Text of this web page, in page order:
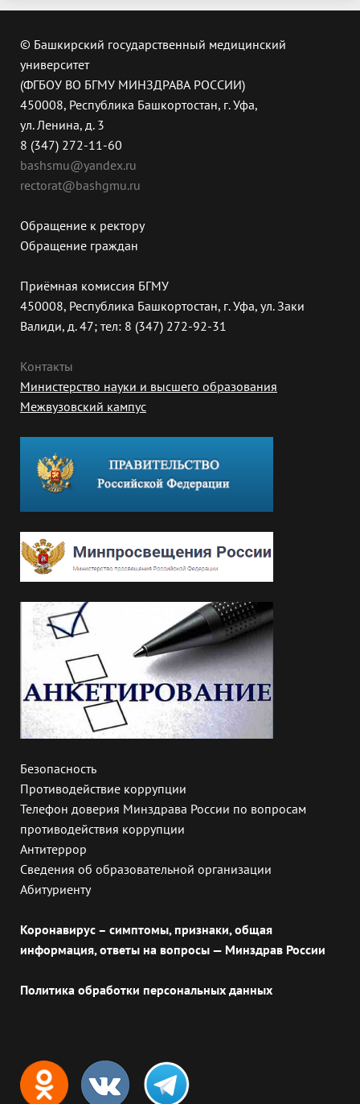
© Башкирский государственный медицинский
университет
(ФГБОУ ВО БГМУ МИНЗДРАВА РОССИИ)
450008, Республика Башкортостан, г. Уфа,
ул. Ленина, д. 3
8 (347) 272-11-60
bashsmu@yandex.ru
rectorat@bashgmu.ru
Обращение к ректору
Обращение граждан
Приёмная комиссия БГМУ
450008, Республика Башкортостан, г. Уфа, ул. Заки
Валиди, д. 47; тел: 8 (347) 272-92-31
Контакты
Министерство науки и высшего образования
Межвузовский кампус
Безопасность
Противодействие коррупции
Телефон доверия Минздрава России по вопросам
противодействия коррупции
Антитеррор
Сведения об образовательной организации
Абитуриенту
Коронавирус – симптомы, признаки, общая
информация, ответы на вопросы — Минздрав России
Политика обработки персональных данных